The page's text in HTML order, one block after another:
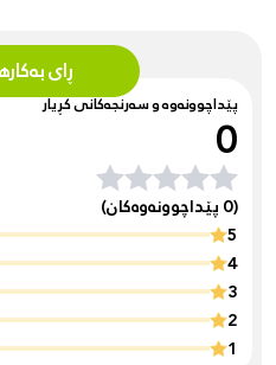
ڕای
پێداچوونەوە و سەرنجەکانی کڕیار
0
(0 پێداچوونەوەکان)
5
4
3
2
1